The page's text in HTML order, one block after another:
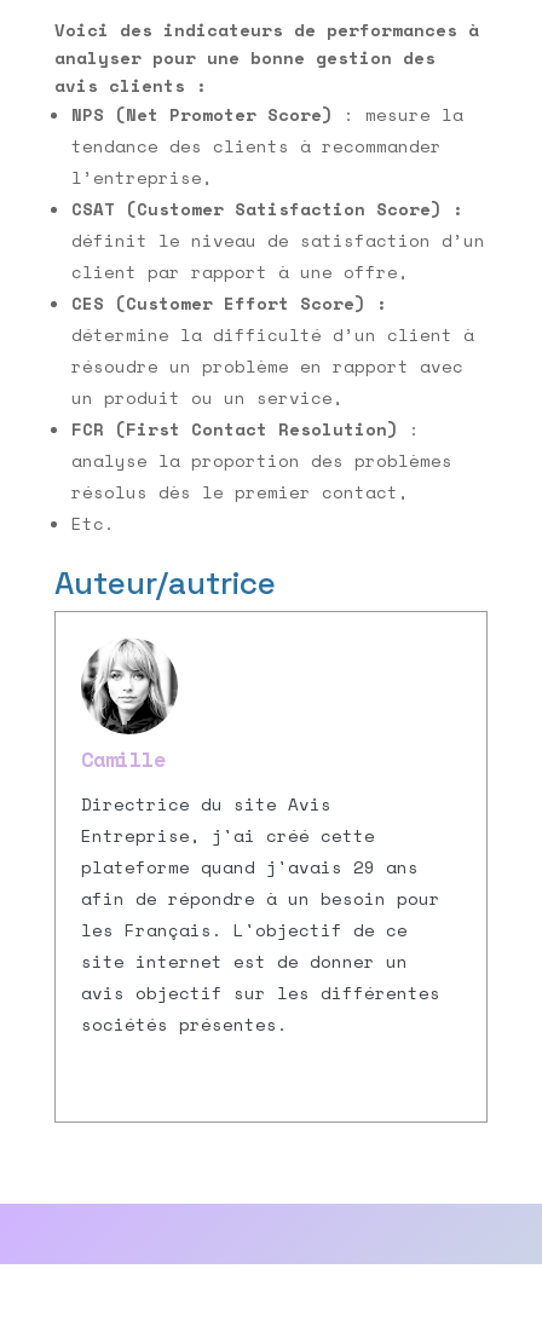
Voici des indicateurs de performances à
analyser pour une bonne gestion des
avis clients :
NPS (Net Promoter Score) : mesure la
tendance des clients à recommander
l’entreprise,
CSAT (Customer Satisfaction Score) :
définit le niveau de satisfaction d’un
client par rapport à une offre,
CES (Customer Effort Score) :
détermine la difficulté d’un client à
résoudre un problème en rapport avec
un produit ou un service,
FCR (First Contact Resolution) :
analyse la proportion des problèmes
résolus dès le premier contact,
Etc.
Auteur/autrice
Camille
Directrice du site Avis
Entreprise, j'ai créé cette
plateforme quand j'avais 29 ans
afin de répondre à un besoin pour
les Français. L'objectif de ce
site internet est de donner un
avis objectif sur les différentes
sociétés présentes.